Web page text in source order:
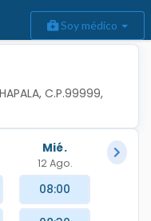
Soy médico
C.P.99999,
Mié.
12 Ago.
08:00